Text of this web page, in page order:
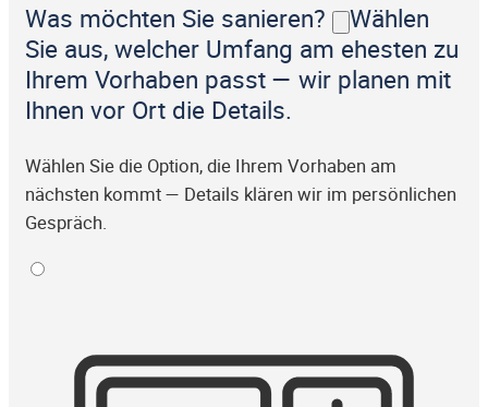
Was möchten Sie sanieren?
Wählen
Sie aus, welcher Umfang am ehesten zu
Ihrem Vorhaben passt — wir planen mit
Ihnen vor Ort die Details.
Wählen Sie die Option, die Ihrem Vorhaben am
nächsten kommt — Details klären wir im persönlichen
Gespräch.